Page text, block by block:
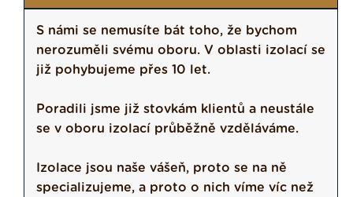
S námi se nemusíte bát toho, že bychom
nerozuměli svému oboru. V oblasti izolací se
již pohybujeme přes 10 let.
Poradili jsme již stovkám klientů a neustále
se v oboru izolací průběžně vzděláváme.
Izolace jsou naše vášeň, proto se na ně
specializujeme, a proto o nich víme víc než